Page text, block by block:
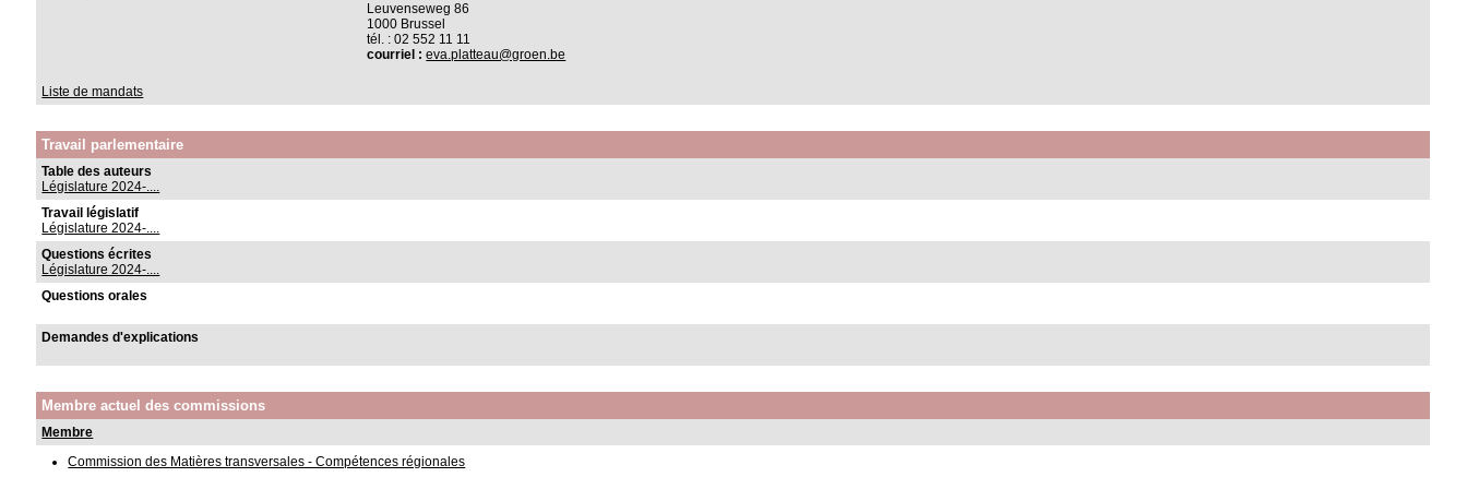
Leuvenseweg 86
1000 Brussel
tél. : 02 552 11 11
courriel : eva.platteau@groen.be
Liste de mandats
Travail parlementaire
Table des auteurs
Législature 2024-....
Travail législatif
Législature 2024-....
Questions écrites
Législature 2024-....
Questions orales
Demandes d'explications
Membre actuel des commissions
Membre
Commission des Matières transversales - Compétences régionales